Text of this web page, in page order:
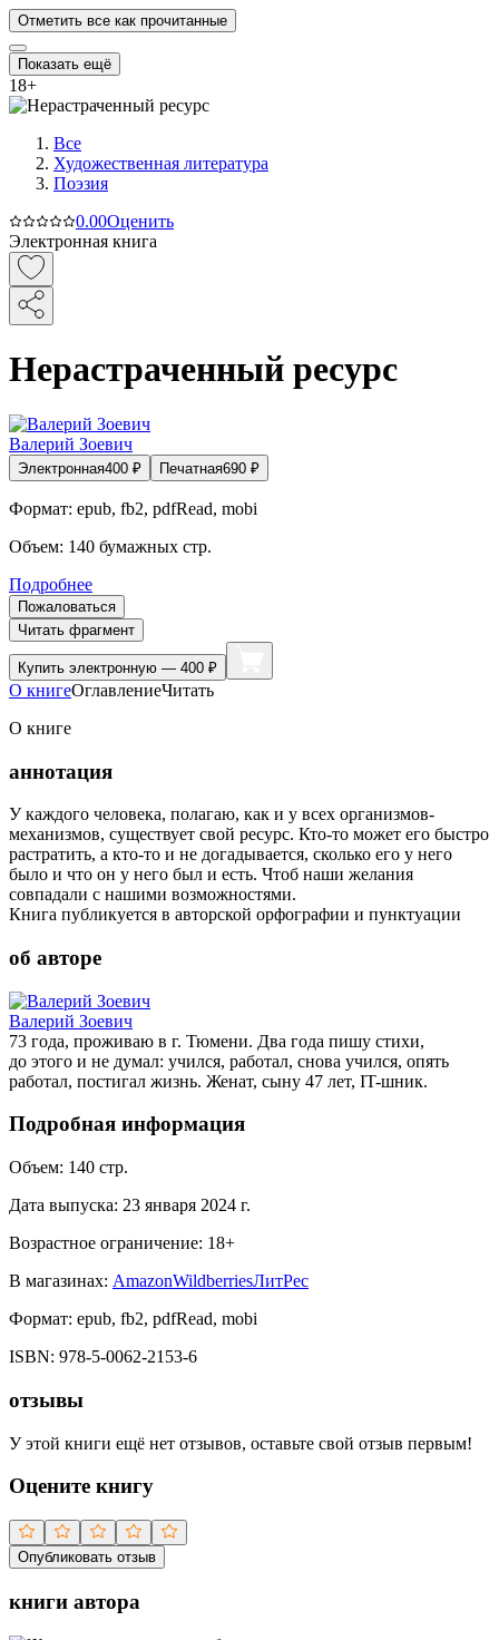
Отметить все как прочитанные
Показать ещё
18+
Все
Художественная литература
Поэзия
0.00Оценить
Электронная книга
Нерастраченный ресурс
Валерий Зоевич
Электронная400 ₽ Печатная690 ₽
Формат: epub, fb2, pdfRead, mobi
Объем: 140 бумажных стр.
Подробнее
Пожаловаться
Читать фрагмент
Купить электронную — 400 ₽
О книгеОглавлениеЧитать
О книге
аннотация
У каждого человека, полагаю, как и у всех организмов-
механизмов, существует свой ресурс. Кто-то может его быстро
растратить, а кто-то и не догадывается, сколько его у него
было и что он у него был и есть. Чтоб наши желания
совпадали с нашими возможностями.
Книга публикуется в авторской орфографии и пунктуации
об авторе
Валерий Зоевич
73 года, проживаю в г. Тюмени. Два года пишу стихи,
до этого и не думал: учился, работал, снова учился, опять
работал, постигал жизнь. Женат, сыну 47 лет, IT-шник.
Подробная информация
Объем: 140 стр.
Дата выпуска: 23 января 2024 г.
Возрастное ограничение: 18+
В магазинах: AmazonWildberriesЛитРес
Формат: epub, fb2, pdfRead, mobi
ISBN: 978-5-0062-2153-6
отзывы
У этой книги ещё нет отзывов, оставьте свой отзыв первым!
Оцените книгу
Опубликовать отзыв
книги автора